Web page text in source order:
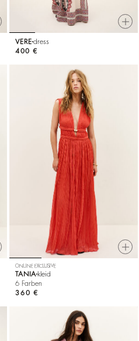
VERE dress
400 €
ONLINE EXCLUSIVE
TANIA kleid
6 Farben
360 €